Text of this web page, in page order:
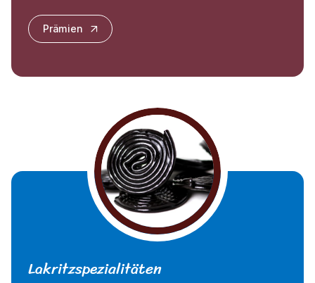
Prämien
Lakritzspezialitäten